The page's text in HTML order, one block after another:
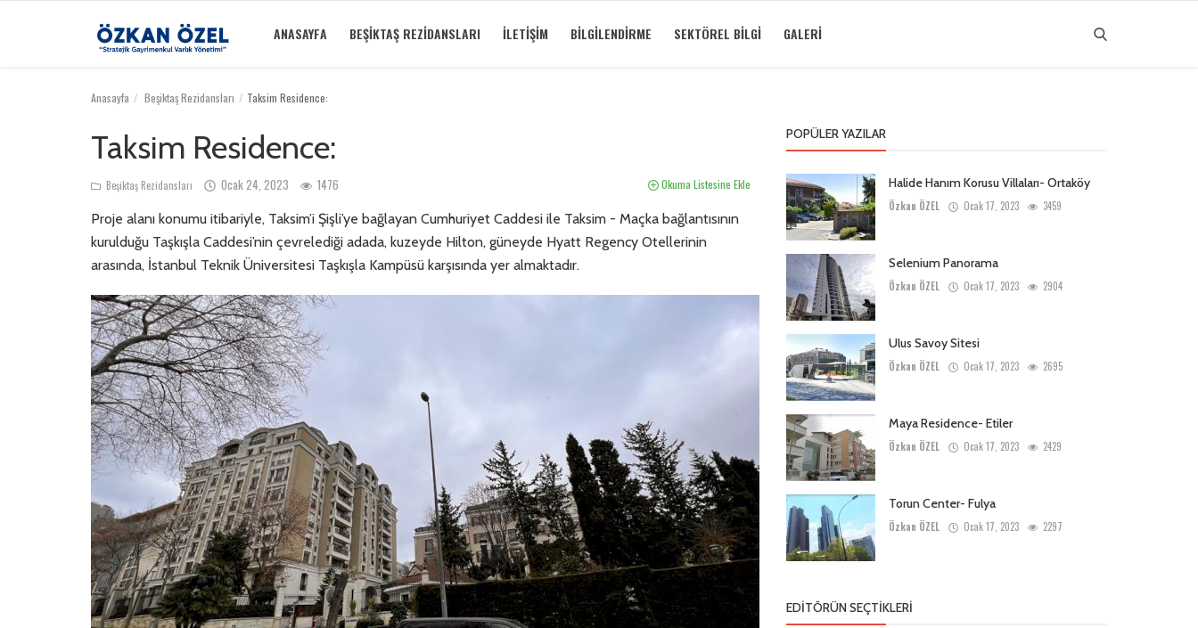
ANASAYFA BEŞIKTAŞ REZIDANSLARI İLETIŞIM BILGILENDIRME SEKTÖREL BILGI GALERI
Beşiktaş Rezidansları
Anasayfa Beşiktaş Rezidansları Taksim Residence:
Taksim Residence:
Beşiktaş Rezidansları Ocak 24, 2023 1476 Okuma Listesine Ekle
Proje alanı konumu itibariyle, Taksim’i Şişli’ye bağlayan Cumhuriyet Caddesi ile Taksim - Maçka bağlantısının
kurulduğu Taşkışla Caddesi’nin çevrelediği adada, kuzeyde Hilton, güneyde Hyatt Regency Otellerinin
arasında, İstanbul Teknik Üniversitesi Taşkışla Kampüsü karşısında yer almaktadır.
POPÜLER YAZILAR
Halide Hanım Korusu Villaları- Ortaköy
Özkan ÖZEL Ocak 17, 2023 3459
Selenium Panorama
Özkan ÖZEL Ocak 17, 2023 2904
Ulus Savoy Sitesi
Özkan ÖZEL Ocak 17, 2023 2695
Maya Residence- Etiler
Özkan ÖZEL Ocak 17, 2023 2429
Torun Center- Fulya
Özkan ÖZEL Ocak 17, 2023 2297
EDITÖRÜN SEÇTIKLERI